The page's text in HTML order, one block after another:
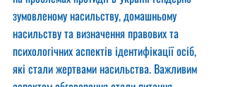
зумовленому насильству, домашньому
насильству та визначення правових та
психологічних аспектів ідентифікації осіб,
які стали жертвами насильства. Важливим